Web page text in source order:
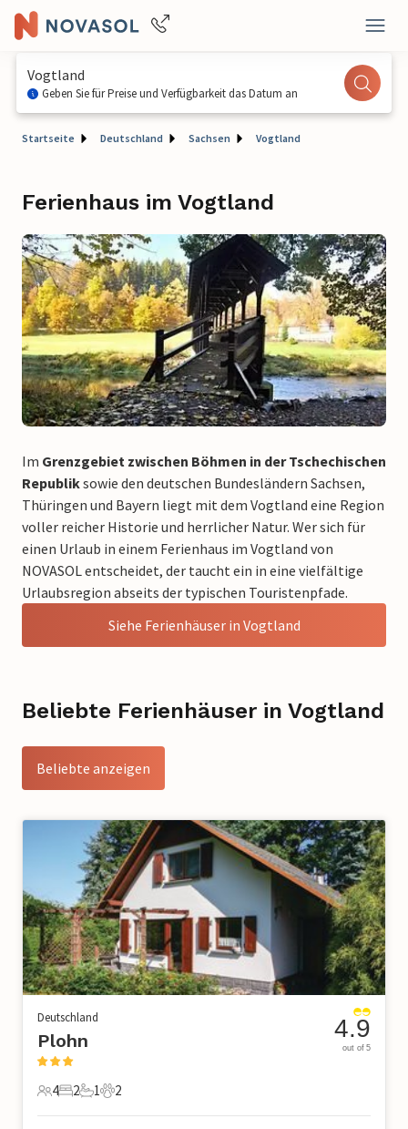
Vogtland
Geben Sie für Preise und Verfügbarkeit das Datum an
Startseite Deutschland Sachsen Vogtland
Ferienhaus im Vogtland
Im Grenzgebiet zwischen Böhmen in der Tschechischen
Republiksowie den deutschen Bundesländern Sachsen,
Thüringen und Bayern liegt mit dem Vogtland eine Region
voller reicher Historie und herrlicher Natur. Wer sich für
einen Urlaub in einem Ferienhaus im Vogtland von
NOVASOL entscheidet, der taucht ein in eine vielfältige
Urlaubsregion abseits der typischen Touristenpfade.
Siehe Ferienhäuser in Vogtland
Beliebte Ferienhäuser in Vogtland
Beliebte anzeigen
Deutschland
Plohn
4 Gäste
4
2 Schlafzimmer
2
1 Badezimmer
1
2 Haustiere
2
4.9
out of 5